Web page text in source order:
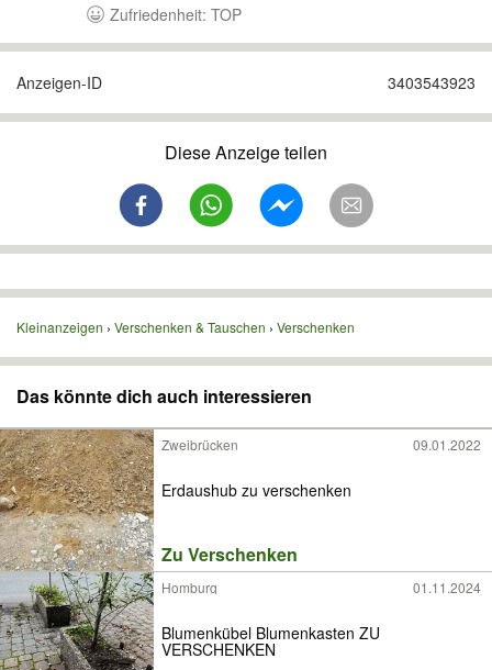
Zufriedenheit: TOP
Anzeigen-ID 3403543923
Diese Anzeige teilen
Kleinanzeigen Verschenken & Tauschen Verschenken
Das könnte dich auch interessieren
Zweibrücken 09.01.2022
Erdaushub zu verschenken
Zu Verschenken
Homburg 01.11.2024
Blumenkübel Blumenkasten ZU
VERSCHENKEN